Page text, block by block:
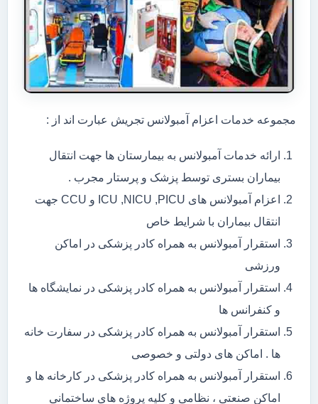
مجموعه خدمات اعزام آمبولانس تجریش عبارت اند از :
ارائه خدمات آمبولانس به بیمارستان ها جهت انتقال
بیماران بستری توسط پزشک و پرستار مجرب .
اعزام آمبولانس های ICU ,NICU ,PICU و CCU جهت
انتقال بیماران با شرایط خاص
استقرار آمبولانس به همراه کادر پزشکی در اماکن
ورزشی
استقرار آمبولانس به همراه کادر پزشکی در نمایشگاه ها
و کنفرانس ها
استقرار آمبولانس به همراه کادر پزشکی در سفارت خانه
ها . اماکن های دولتی و خصوصی
استقرار آمبولانس به همراه کادر پزشکی در کارخانه ها و
اماکن صنعتی ، نظامی و کلیه پروژه های ساختمانی